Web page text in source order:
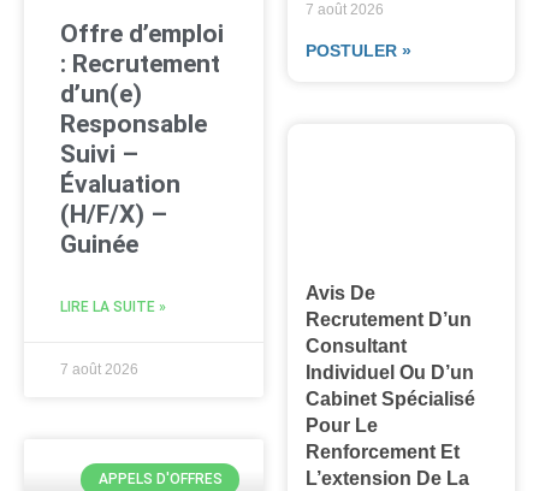
Offre d’emploi
: Recrutement
d’un(e)
Responsable
Suivi –
Évaluation
(H/F/X) –
Guinée
LIRE LA SUITE »
7 août 2026
APPELS D'OFFRES
7 août 2026
POSTULER »
Avis De
Recrutement D’un
Consultant
Individuel Ou D’un
Cabinet Spécialisé
Pour Le
Renforcement Et
L’extension De La